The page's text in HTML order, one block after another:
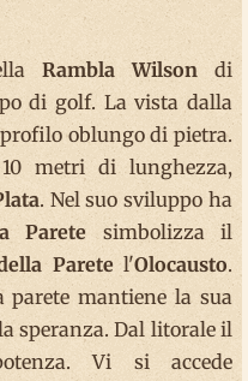
Rambla Wilson di
di golf. La vista dalla
oblungo di pietra.
metri di lunghezza,
. Nel suo sviluppo ha
Parete simbolizza il
Paretel'Olocausto.
parete mantiene la sua
speranza. Dal litorale il
Vi si accede